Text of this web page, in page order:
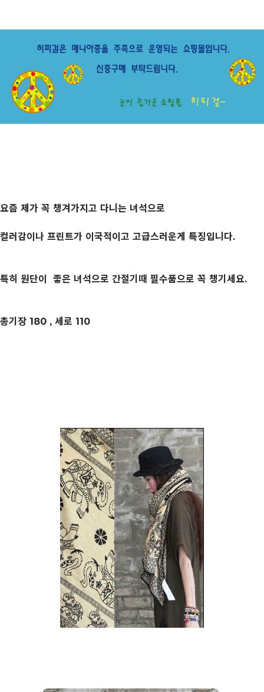
요즘 제가 꼭 챙겨가지고 다니는 녀석으로
컬러감이나 프린트가 이국적이고 고급스러운게 특징입니다.
특히 원단이 좋은 녀석으로 간절기때 필수품으로 꼭 챙기세요.
총기장 180 , 세로 110